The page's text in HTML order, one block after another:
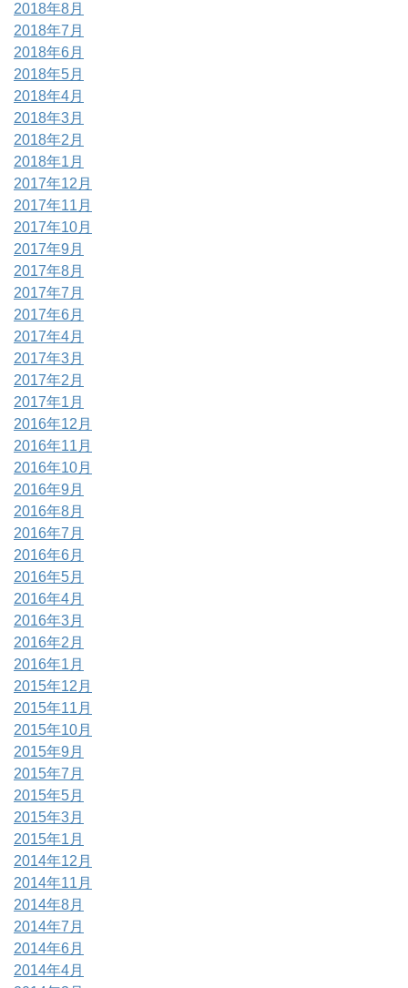
2018年8月
2018年7月
2018年6月
2018年5月
2018年4月
2018年3月
2018年2月
2018年1月
2017年12月
2017年11月
2017年10月
2017年9月
2017年8月
2017年7月
2017年6月
2017年4月
2017年3月
2017年2月
2017年1月
2016年12月
2016年11月
2016年10月
2016年9月
2016年8月
2016年7月
2016年6月
2016年5月
2016年4月
2016年3月
2016年2月
2016年1月
2015年12月
2015年11月
2015年10月
2015年9月
2015年7月
2015年5月
2015年3月
2015年1月
2014年12月
2014年11月
2014年8月
2014年7月
2014年6月
2014年4月